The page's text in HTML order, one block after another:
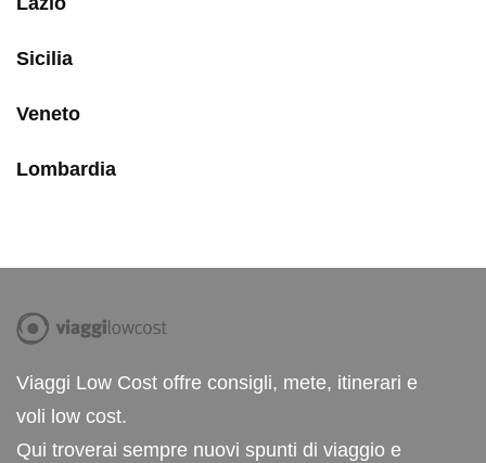
Sicilia
Veneto
Lombardia
Viaggi Low Cost offre consigli, mete, itinerari e
voli low cost.
Qui troverai sempre nuovi spunti di viaggio e